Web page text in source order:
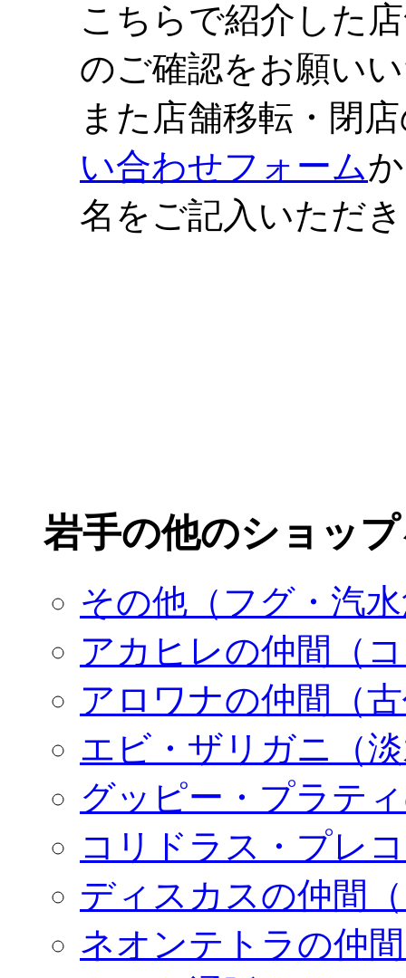
こちらで紹介した
のご確認をお願い
また店舗移転・閉
い合わせフォーム
名をご記入いただ
岩手の他のショッ
その他（フグ・汽
アカヒレの仲間（
アロワナの仲間（
エビ・ザリガニ（
グッピー・プラテ
コリドラス・プレ
ディスカスの仲間
ネオンテトラの仲